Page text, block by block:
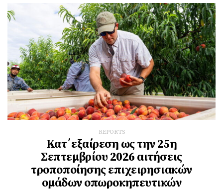
REPORTS
Κατ΄εξαίρεση ως την 25η
Σεπτεμβρίου 2026 αιτήσεις
τροποποίησης επιχειρησιακών
ομάδων οπωροκηπευτικών